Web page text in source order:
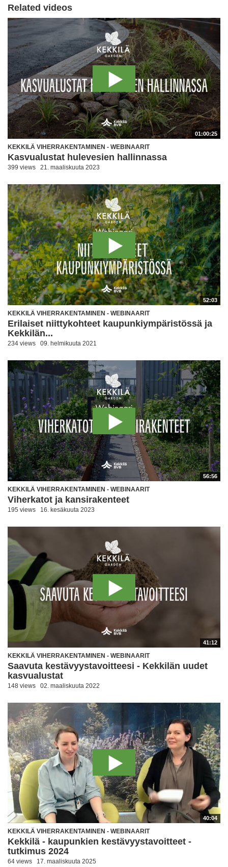
Related videos
01:00:25
KEKKILÄ VIHERRAKENTAMINEN - WEBINAARIT
Kasvualustat hulevesien hallinnassa
399 views 21. maaliskuuta 2023
52:03
KEKKILÄ VIHERRAKENTAMINEN - WEBINAARIT
Erilaiset niittykohteet kaupunkiympäristössä ja
Kekkilän...
234 views 09. helmikuuta 2021
56:56
KEKKILÄ VIHERRAKENTAMINEN - WEBINAARIT
Viherkatot ja kansirakenteet
195 views 16. kesäkuuta 2023
41:12
KEKKILÄ VIHERRAKENTAMINEN - WEBINAARIT
Saavuta kestävyystavoitteesi - Kekkilän uudet
kasvualustat
148 views 02. maaliskuuta 2022
40:04
KEKKILÄ VIHERRAKENTAMINEN - WEBINAARIT
Kekkilä - kaupunkien kestävyystavoitteet -
tutkimus 2024
64 views 17. maaliskuuta 2025